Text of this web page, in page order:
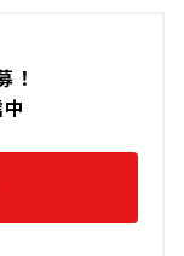
！